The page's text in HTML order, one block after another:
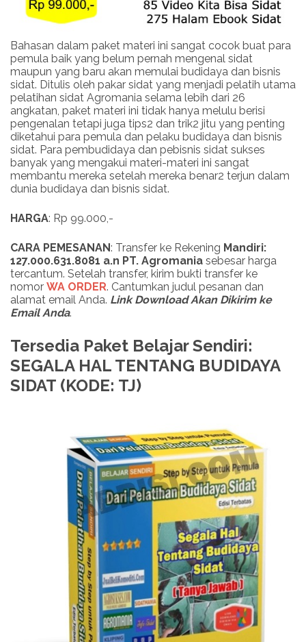
Bahasan dalam paket materi ini sangat cocok buat para
pemula baik yang belum pernah mengenal sidat
maupun yang baru akan memulai budidaya dan bisnis
sidat. Ditulis oleh pakar sidat yang menjadi pelatih utama
pelatihan sidat Agromania selama lebih dari 26
angkatan, paket materi ini tidak hanya melulu berisi
pengenalan tetapi juga tips2 dan trik2 jitu yang penting
diketahui para pemula dan pelaku budidaya dan bisnis
sidat. Para pembudidaya dan pebisnis sidat sukses
banyak yang mengakui materi-materi ini sangat
membantu mereka setelah mereka benar2 terjun dalam
dunia budidaya dan bisnis sidat.
HARGA: Rp 99.000,-
CARA PEMESANAN: Transfer ke Rekening Mandiri:
127.000.631.8081 a.n PT. Agromania sebesar harga
tercantum. Setelah transfer, kirim bukti transfer ke
nomor WA ORDER. Cantumkan judul pesanan dan
alamat email Anda. LinkDownloadAkan Dikirim ke
Email Anda.
Tersedia Paket Belajar Sendiri:
SEGALA HAL TENTANG BUDIDAYA
SIDAT (KODE: TJ)